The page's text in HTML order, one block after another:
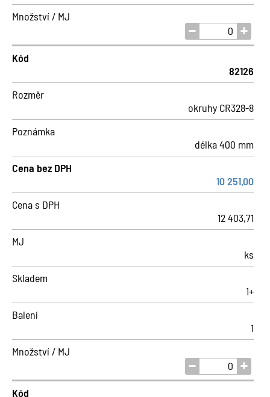
Množství / MJ
Kód
82126
Rozměr
okruhy CR328-8
Poznámka
délka 400 mm
Cena bez DPH
10 251,00
Cena s DPH
12 403,71
MJ
ks
Skladem
1+
Balení
1
Množství / MJ
Kód